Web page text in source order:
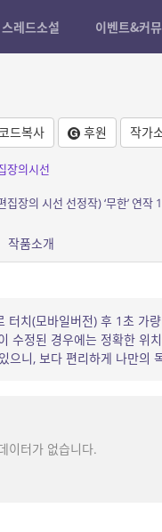
스레드소설 이벤트&커
드복사 후원 작가
장의시선
장의 시선 선정작) ‘무한’ 연작
작품소개
터치(모바일버전) 후 1초 가
수정된 경우에는 정확한 위
으니, 보다 편리하게 나만의
이터가 없습니다.